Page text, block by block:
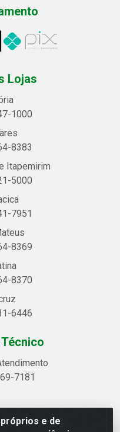
e de
Lojas
1000
8383
Itapemirim
5000
7951
8369
8370
6446
7181
Alegre, 2521 -